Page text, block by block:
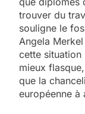
trouver du
souligne le
Angela
cette situation
mieux
que la
européenne à